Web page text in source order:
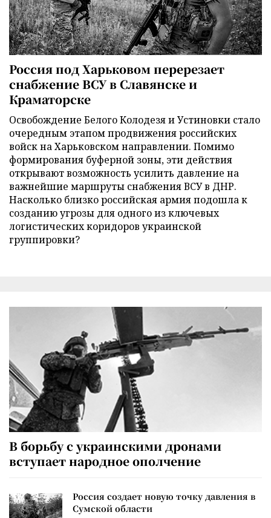
Россия под Харьковом перерезает
снабжение ВСУ в Славянске и
Краматорске
Освобождение Белого Колодезя и Устиновки стало
очередным этапом продвижения российских
войск на Харьковском направлении. Помимо
формирования буферной зоны, эти действия
открывают возможность усилить давление на
важнейшие маршруты снабжения ВСУ в ДНР.
Насколько близко российская армия подошла к
созданию угрозы для одного из ключевых
логистических коридоров украинской
группировки?
В борьбу с украинскими дронами
вступает народное ополчение
Россия создает новую точку давления в
Сумской области